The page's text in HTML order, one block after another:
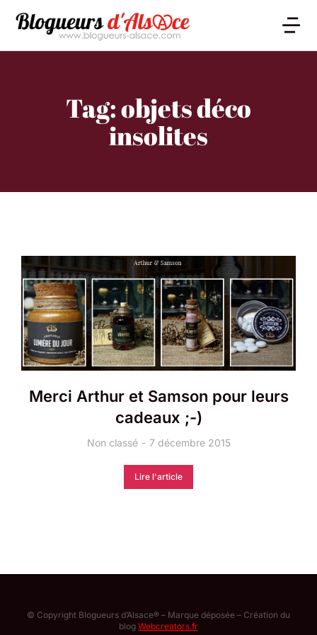
Tag: objets déco
insolites
Merci Arthur et Samson pour leurs
cadeaux ;-)
Non classé 7 décembre 2015
Lire l'article
© Copyright Blogueurs d’Alsace® – Marque déposée – Création du
blog Webcreators.fr